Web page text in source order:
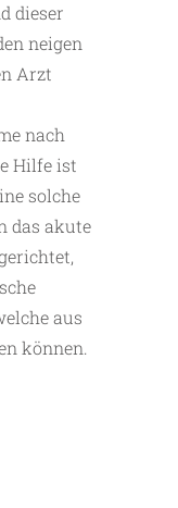
dieser
neigen
Arzt
nach
Hilfe ist
solche
das akute
aus
können.